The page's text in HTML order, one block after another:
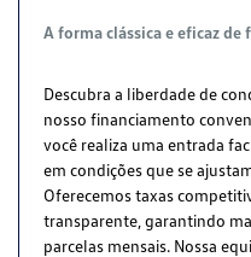
A forma clássica e eficaz
Descubra a liberdade de
nosso financiamento
você realiza uma entrada
em condições que se
Oferecemos taxas
transparente, garantindo
parcelas mensais. Nossa